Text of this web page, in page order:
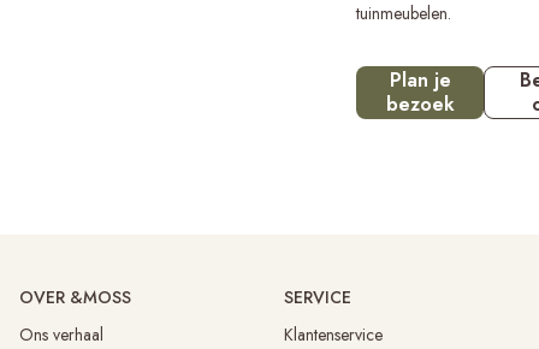
tuinmeubelen.
Plan je
bezoek
OVER &MOSS
Ons verhaal
SERVICE
Klantenservice